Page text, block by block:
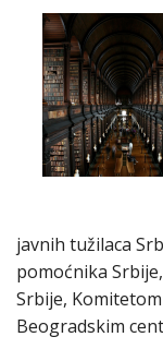
javnih tužilaca
pomoćnika
Srbije,
Beogradskim